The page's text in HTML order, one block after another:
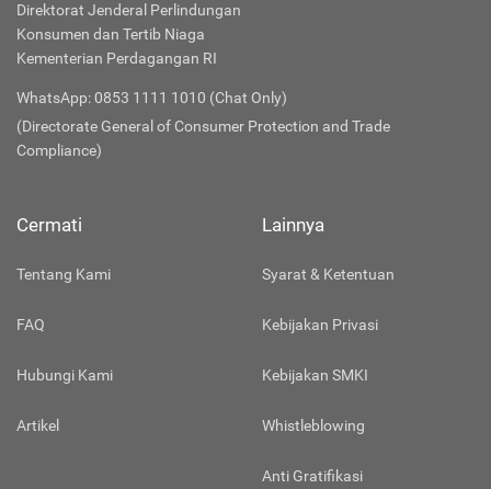
Direktorat Jenderal Perlindungan
Konsumen dan Tertib Niaga
Kementerian Perdagangan RI
WhatsApp: 0853 1111 1010 (Chat Only)
(Directorate General of Consumer Protection and Trade
Compliance)
Cermati
Tentang Kami
FAQ
Hubungi Kami
Artikel
Lainnya
Syarat & Ketentuan
Kebijakan Privasi
Kebijakan SMKI
Whistleblowing
Anti Gratifikasi